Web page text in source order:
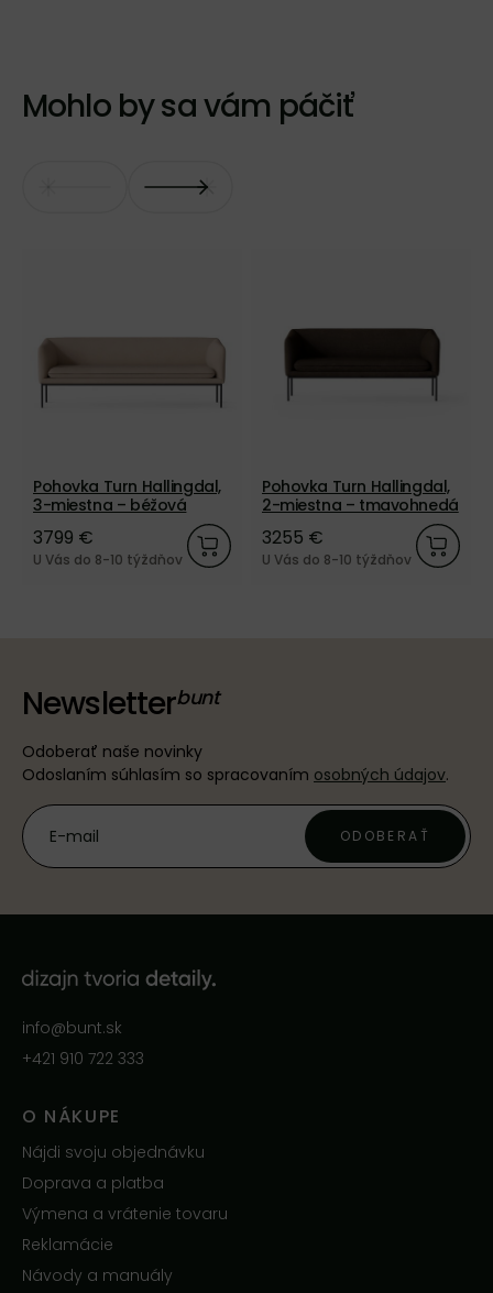
Mohlo by sa vám páčiť
Pohovka Turn Hallingdal,
3-miestna – béžová
3799 €
U Vás do 8-10 týždňov
Pohovka Turn Hallingdal,
2-miestna – tmavohnedá
3255 €
U Vás do 8-10 týždňov
Newsletter
Odoberať naše novinky
Odoslaním súhlasím so spracovaním osobných údajov.
ODOBERAŤ
info@bunt.sk
+421 910 722 333
O NÁKUPE
Nájdi svoju objednávku
Doprava a platba
Výmena a vrátenie tovaru
Reklamácie
Návody a manuály